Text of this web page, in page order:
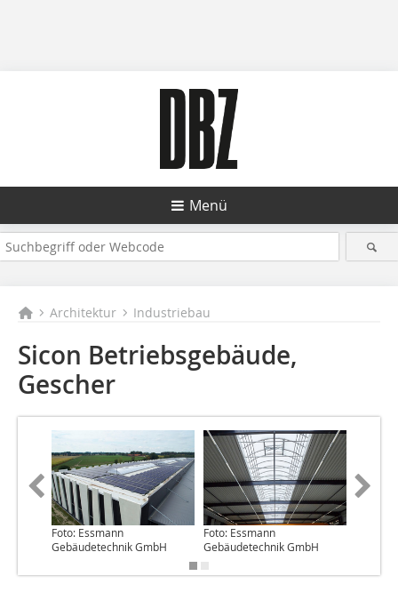
Menü
Architektur Industriebau
Sicon Betriebsgebäude,
Gescher
Foto: Essmann
Gebäudetechnik GmbH
Foto: Essmann
Gebäudetechnik GmbH